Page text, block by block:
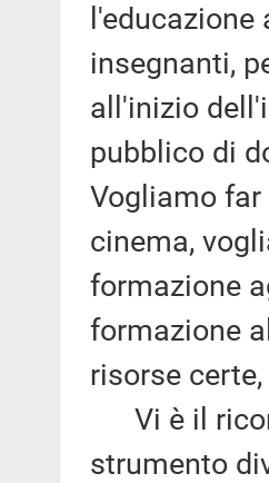
insegnanti,
all'inizio
pubblico di
Vogliamo
cinema,
formazione
formazione
risorse
Vi è il
strumento